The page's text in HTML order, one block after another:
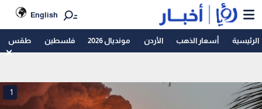
English
الرئيسية أسعار الذهب الأردن مونديال 2026 فلسطين طقس
1